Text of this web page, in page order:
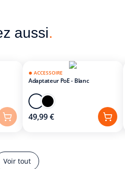
aussi.
Voir tout
ACCESSOIRE
Adaptateur PoE - Blanc
49,99 €